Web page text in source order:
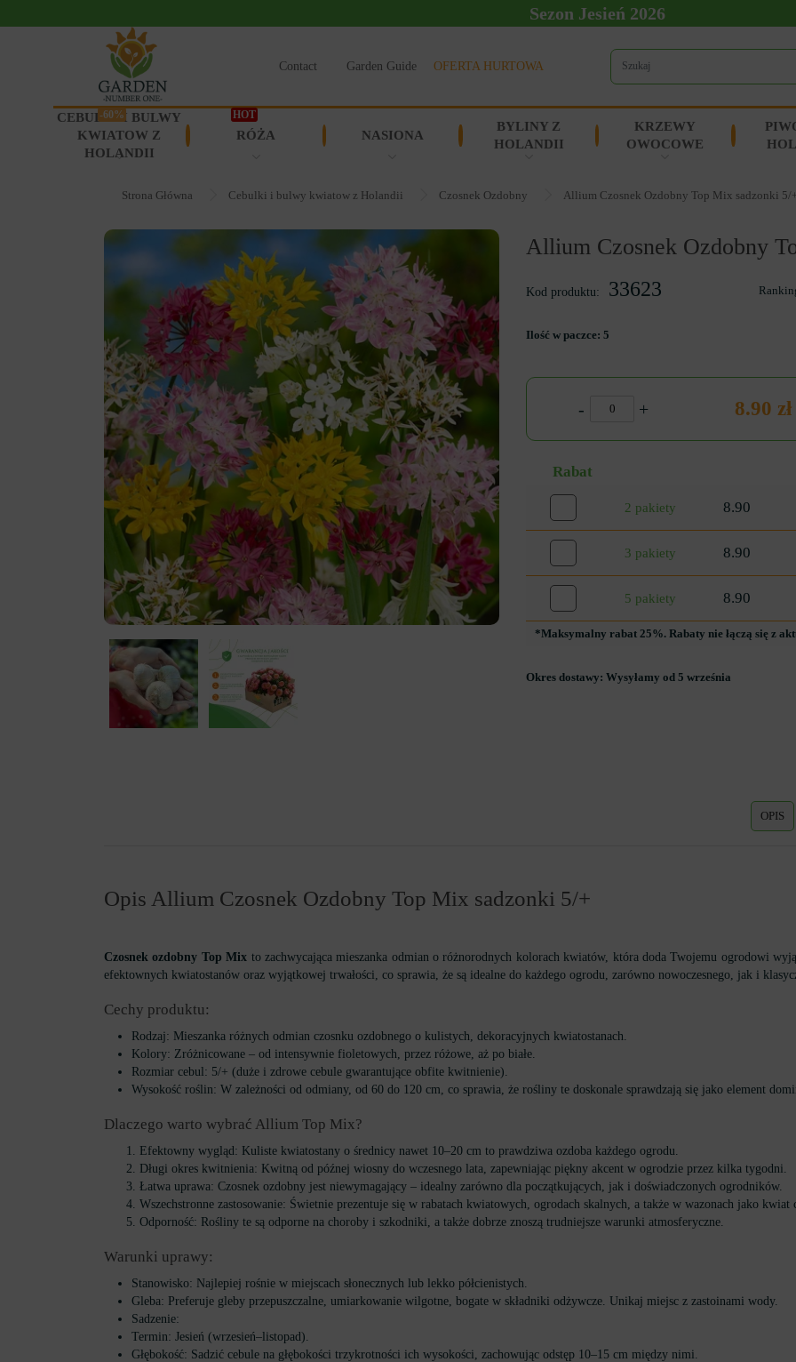
Sezon Jesień 2026
Contact Garden Guide OFERTA HURTOWA
CEBULKI I BULWY
KWIATOW Z
HOLANDII
-60%
RÓŻA
HOT
NASIONA
BYLINY Z
HOLANDII
KRZEWY
OWOCOWE
Strona Główna Cebulki i bulwy kwiatow z Holandii Czosnek Ozdobny Allium Czosnek Ozdobny Top Mix sadzonki 5/
Allium Czosnek Ozdobny
Kod produktu: 33623
Ilość w paczce: 5
- + 8.90 zł
Rabat
2 pakiety 8.90
3 pakiety 8.90
5 pakiety 8.90
*Maksymalny rabat 25%. Rabaty nie łączą się z
Okres dostawy: Wysyłamy od 5 września
OPIS
Opis Allium Czosnek Ozdobny Top Mix sadzonki 5/+
Czosnek ozdobny Top Mix to zachwycająca mieszanka odmian o różnorodnych kolorach kwiatów, która doda Twojemu ogrodowi
efektownych kwiatostanów oraz wyjątkowej trwałości, co sprawia, że są idealne do każdego ogrodu, zarówno nowoczesnego, jak i
Cechy produktu:
Rodzaj: Mieszanka różnych odmian czosnku ozdobnego o kulistych, dekoracyjnych kwiatostanach.
Kolory: Zróżnicowane – od intensywnie fioletowych, przez różowe, aż po białe.
Rozmiar cebul: 5/+ (duże i zdrowe cebule gwarantujące obfite kwitnienie).
Wysokość roślin: W zależności od odmiany, od 60 do 120 cm, co sprawia, że rośliny te doskonale sprawdzają się jako element
Dlaczego warto wybrać Allium Top Mix?
Efektowny wygląd: Kuliste kwiatostany o średnicy nawet 10–20 cm to prawdziwa ozdoba każdego ogrodu.
Długi okres kwitnienia: Kwitną od późnej wiosny do wczesnego lata, zapewniając piękny akcent w ogrodzie przez kilka tygodni.
Łatwa uprawa: Czosnek ozdobny jest niewymagający – idealny zarówno dla początkujących, jak i doświadczonych ogrodników.
Wszechstronne zastosowanie: Świetnie prezentuje się w rabatach kwiatowych, ogrodach skalnych, a także w wazonach jako kwiat
Odporność: Rośliny te są odporne na choroby i szkodniki, a także dobrze znoszą trudniejsze warunki atmosferyczne.
Warunki uprawy:
Stanowisko: Najlepiej rośnie w miejscach słonecznych lub lekko półcienistych.
Gleba: Preferuje gleby przepuszczalne, umiarkowanie wilgotne, bogate w składniki odżywcze. Unikaj miejsc z zastoinami wody.
Sadzenie:
Termin: Jesień (wrzesień–listopad).
Głębokość: Sadzić cebule na głębokości trzykrotności ich wysokości, zachowując odstęp 10–15 cm między nimi.